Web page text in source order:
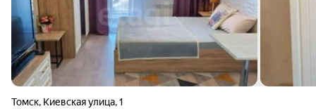
Томск, Киевская улица,1